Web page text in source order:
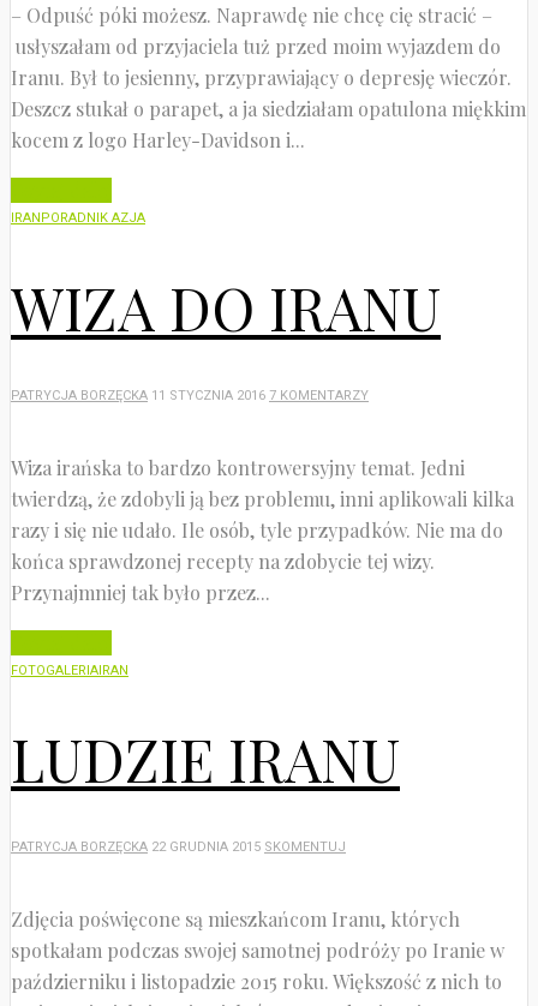
– Odpuść póki możesz. Naprawdę nie chcę cię stracić –
usłyszałam od przyjaciela tuż przed moim wyjazdem do
Iranu. Był to jesienny, przyprawiający o depresję wieczór.
Deszcz stukał o parapet, a ja siedziałam opatulona miękkim
kocem z logo Harley-Davidson i...
IRANPORADNIK AZJA
WIZA DO IRANU
PATRYCJA BORZĘCKA 11 STYCZNIA 2016 7 KOMENTARZY
Wiza irańska to bardzo kontrowersyjny temat. Jedni
twierdzą, że zdobyli ją bez problemu, inni aplikowali kilka
razy i się nie udało. Ile osób, tyle przypadków. Nie ma do
końca sprawdzonej recepty na zdobycie tej wizy.
Przynajmniej tak było przez...
FOTOGALERIAIRAN
LUDZIE IRANU
PATRYCJA BORZĘCKA 22 GRUDNIA 2015 SKOMENTUJ
Zdjęcia poświęcone są mieszkańcom Iranu, których
spotkałam podczas swojej samotnej podróży po Iranie w
październiku i listopadzie 2015 roku. Większość z nich to